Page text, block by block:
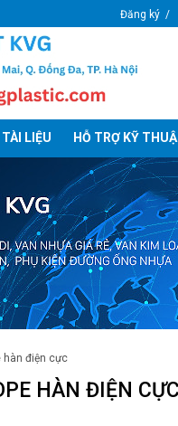
Đăng ký
LIỆU HỖ TRỢ KỸ
hàn điện cực
HÀN ĐIỆN CỰC